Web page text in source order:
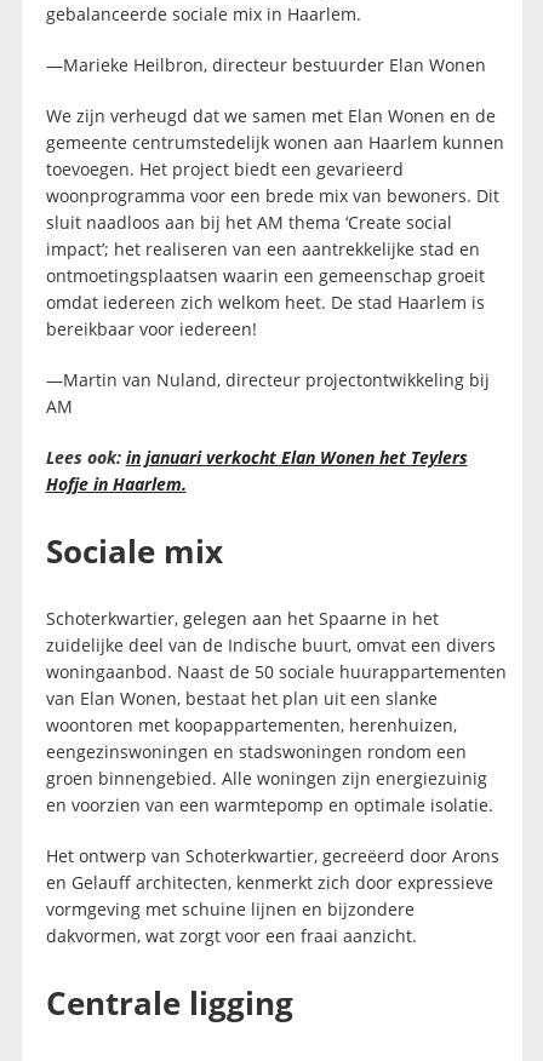
gebalanceerde sociale mix in Haarlem.
—Marieke Heilbron, directeur bestuurder Elan Wonen
We zijn verheugd dat we samen met Elan Wonen en de
gemeente centrumstedelijk wonen aan Haarlem kunnen
toevoegen. Het project biedt een gevarieerd
woonprogramma voor een brede mix van bewoners. Dit
sluit naadloos aan bij het AM thema ‘Create social
impact’; het realiseren van een aantrekkelijke stad en
ontmoetingsplaatsen waarin een gemeenschap groeit
omdat iedereen zich welkom heet. De stad Haarlem is
bereikbaar voor iedereen!
—Martin van Nuland, directeur projectontwikkeling bij
AM
Lees ook: in januari verkocht Elan Wonen het Teylers
Hofje in Haarlem.
Sociale mix
Schoterkwartier, gelegen aan het Spaarne in het
zuidelijke deel van de Indische buurt, omvat een divers
woningaanbod. Naast de 50 sociale huurappartementen
van Elan Wonen, bestaat het plan uit een slanke
woontoren met koopappartementen, herenhuizen,
eengezinswoningen en stadswoningen rondom een
groen binnengebied. Alle woningen zijn energiezuinig
en voorzien van een warmtepomp en optimale isolatie.
Het ontwerp van Schoterkwartier, gecreëerd door Arons
en Gelauff architecten, kenmerkt zich door expressieve
vormgeving met schuine lijnen en bijzondere
dakvormen, wat zorgt voor een fraai aanzicht.
Centrale ligging